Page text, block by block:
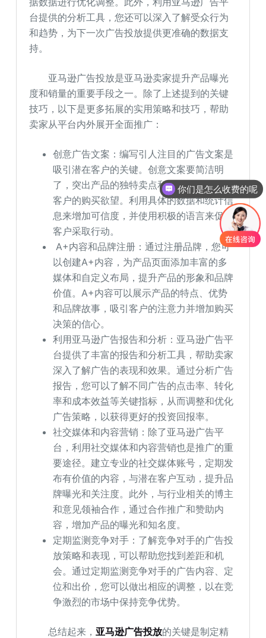
台提供的分析工具，您还可以深入了解受众行为
和趋势，为下一次广告投放提供更准确的数据支
持。
亚马逊广告投放是亚马逊卖家提升产品曝光
度和销量的重要手段之一。除了上述提到的关键
技巧，以下是更多拓展的实用策略和技巧，帮助
卖家从平台内外展开全面推广：
创意广告文案：编写引人注目的广告文案是
吸引潜在客户的关键。创意文案要简洁明
了，突出产品的独特卖点和优势，同时激发
客户的购买欲望。利用具体的数据和统计信
息来增加可信度，并使用积极的语言来促使
客户采取行动。
A+内容和品牌注册：通过注册品牌，您可
以创建A+内容，为产品页面添加丰富的多
媒体和自定义布局，提升产品的形象和品牌
价值。A+内容可以展示产品的特点、优势
和品牌故事，吸引客户的注意力并增加购买
决策的信心。
利用亚马逊广告报告和分析：亚马逊广告平
台提供了丰富的报告和分析工具，帮助卖家
深入了解广告的表现和效果。通过分析广告
报告，您可以了解不同广告的点击率、转化
率和成本效益等关键指标，从而调整和优化
广告策略，以获得更好的投资回报率。
社交媒体和内容营销：除了亚马逊广告平
台，利用社交媒体和内容营销也是推广的重
要途径。建立专业的社交媒体账号，定期发
布有价值的内容，与潜在客户互动，提升品
牌曝光和关注度。此外，与行业相关的博主
和意见领袖合作，通过合作推广和赞助内
容，增加产品的曝光和知名度。
定期监测竞争对手：了解竞争对手的广告投
放策略和表现，可以帮助您找到差距和机
会。通过定期监测竞争对手的广告内容、定
位和出价，您可以做出相应的调整，以在竞
争激烈的市场中保持竞争优势。
总结起来， 亚马逊广告投放的关键是制定精
你们是怎么收费的呢
现在有优惠活动吗